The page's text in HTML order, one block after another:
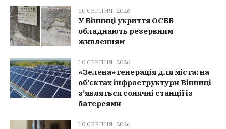
10 СЕРПНЯ, 2026
У Вінниці укриття ОСББ
обладнають резервним
живленням
10 СЕРПНЯ, 2026
«Зелена» генерація для міста: на
об’єктах інфраструктури Вінниці
з’являться сонячні станції із
батереями
10 СЕРПНЯ, 2026